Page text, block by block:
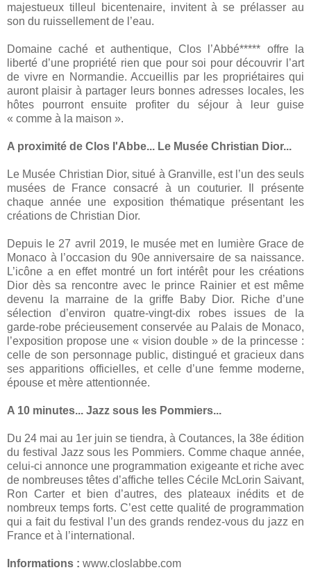
majestueux tilleul bicentenaire, invitent à se prélasser au
son du ruissellement de l’eau.
Domaine caché et authentique, Clos l’Abbé***** offre la
liberté d’une propriété rien que pour soi pour découvrir l’art
de vivre en Normandie. Accueillis par les propriétaires qui
auront plaisir à partager leurs bonnes adresses locales, les
hôtes pourront ensuite profiter du séjour à leur guise
« comme à la maison ».
A proximité de Clos l'Abbe... Le Musée Christian Dior...
Le Musée Christian Dior, situé à Granville, est l’un des seuls
musées de France consacré à un couturier. Il présente
chaque année une exposition thématique présentant les
créations de Christian Dior.
Depuis le 27 avril 2019, le musée met en lumière Grace de
Monaco à l’occasion du 90e anniversaire de sa naissance.
L’icône a en effet montré un fort intérêt pour les créations
Dior dès sa rencontre avec le prince Rainier et est même
devenu la marraine de la griffe Baby Dior. Riche d’une
sélection d’environ quatre-vingt-dix robes issues de la
garde-robe précieusement conservée au Palais de Monaco,
l’exposition propose une « vision double » de la princesse :
celle de son personnage public, distingué et gracieux dans
ses apparitions officielles, et celle d’une femme moderne,
épouse et mère attentionnée.
A 10 minutes... Jazz sous les Pommiers...
Du 24 mai au 1er juin se tiendra, à Coutances, la 38e édition
du festival Jazz sous les Pommiers. Comme chaque année,
celui-ci annonce une programmation exigeante et riche avec
de nombreuses têtes d’affiche telles Cécile McLorin Saivant,
Ron Carter et bien d’autres, des plateaux inédits et de
nombreux temps forts. C’est cette qualité de programmation
qui a fait du festival l’un des grands rendez-vous du jazz en
France et à l’international.
Informations : www.closlabbe.com